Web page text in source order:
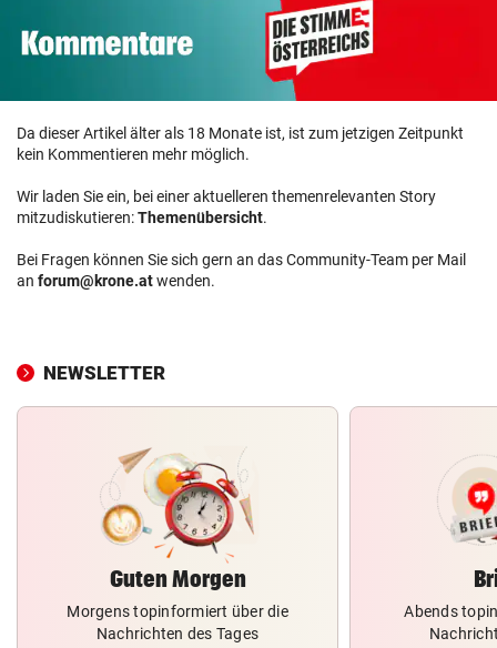
Da dieser Artikel älter als 18 Monate ist, ist zum jetzigen Zeitpunkt
kein Kommentieren mehr möglich.
Wir laden Sie ein, bei einer aktuelleren themenrelevanten Story
mitzudiskutieren:Themenübersicht.
Bei Fragen können Sie sich gern an das Community-Team per Mail
an forum@krone.atwenden.
NEWSLETTER
Guten Morgen
Morgens topinformiert über die
Nachrichten des Tages
Abends